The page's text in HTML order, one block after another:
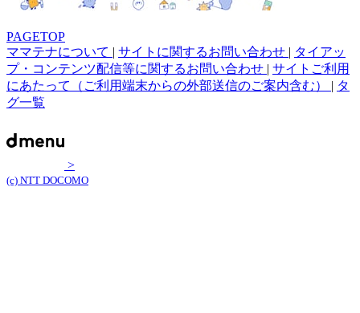
PAGETOP
ママテナについて | サイトに関するお問い合わせ | タイアッ
プ・コンテンツ配信等に関するお問い合わせ | サイトご利用
にあたって（ご利用端末からの外部送信のご案内含む） | タ
グ一覧
>
(c) NTT DOCOMO